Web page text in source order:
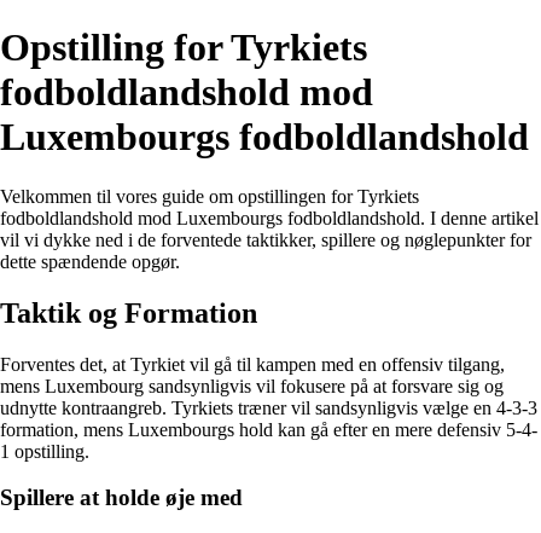
Opstilling for Tyrkiets
fodboldlandshold mod
Luxembourgs fodboldlandshold
Velkommen til vores guide om opstillingen for Tyrkiets
fodboldlandshold mod Luxembourgs fodboldlandshold. I denne artikel
vil vi dykke ned i de forventede taktikker, spillere og nøglepunkter for
dette spændende opgør.
Taktik og Formation
Forventes det, at Tyrkiet vil gå til kampen med en offensiv tilgang,
mens Luxembourg sandsynligvis vil fokusere på at forsvare sig og
udnytte kontraangreb. Tyrkiets træner vil sandsynligvis vælge en 4-3-3
formation, mens Luxembourgs hold kan gå efter en mere defensiv 5-4-
1 opstilling.
Spillere at holde øje med